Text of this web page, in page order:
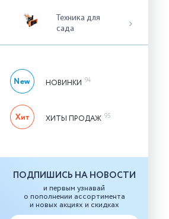
Техника для
сада
НОВИНКИ 94
ХИТЫ ПРОДАЖ 95
ПОДПИШИСЬ НА НОВОСТИ
и первым узнавай
о пополнении ассортимента
и новых акциях и скидках